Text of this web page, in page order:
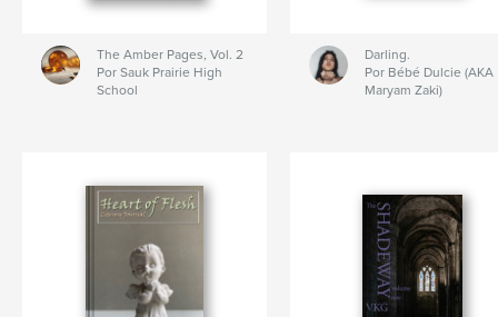
The Amber Pages, Vol. 2
Por Sauk Prairie High
School
Darling.
Por Bébé Dulcie (AKA
Maryam Zaki)